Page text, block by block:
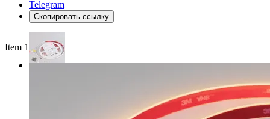
Telegram
Скопировать ссылку
Item 1 of 3